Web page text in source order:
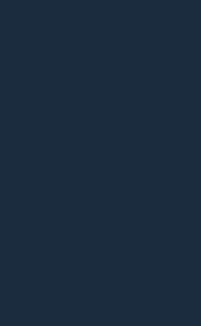
Interculturelles